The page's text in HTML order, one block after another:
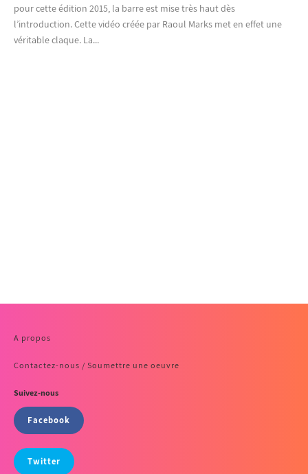
pour cette édition 2015, la barre est mise très haut dès
l’introduction. Cette vidéo créée par Raoul Marks met en effet une
véritable claque. La...
A propos
Contactez-nous / Soumettre une oeuvre
Suivez-nous
Facebook
Twitter